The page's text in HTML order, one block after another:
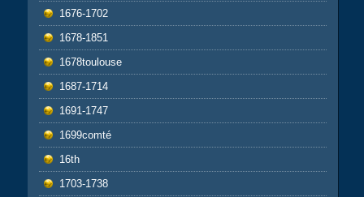
1676-1702
1678-1851
1678toulouse
1687-1714
1691-1747
1699comté
16th
1703-1738